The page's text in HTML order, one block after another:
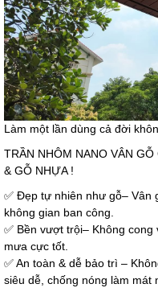
Làm một lần dùng cả đời
TRẦN NHÔM NANO VÂN
& GỖ NHỰA !
✅ Đẹp tự nhiên như gỗ– Vân
không gian ban công.
✅ Bền vượt trội– Không
mưa cực tốt.
✅ An toàn & dễ bảo trì –
siêu dễ, chống nóng làm mát